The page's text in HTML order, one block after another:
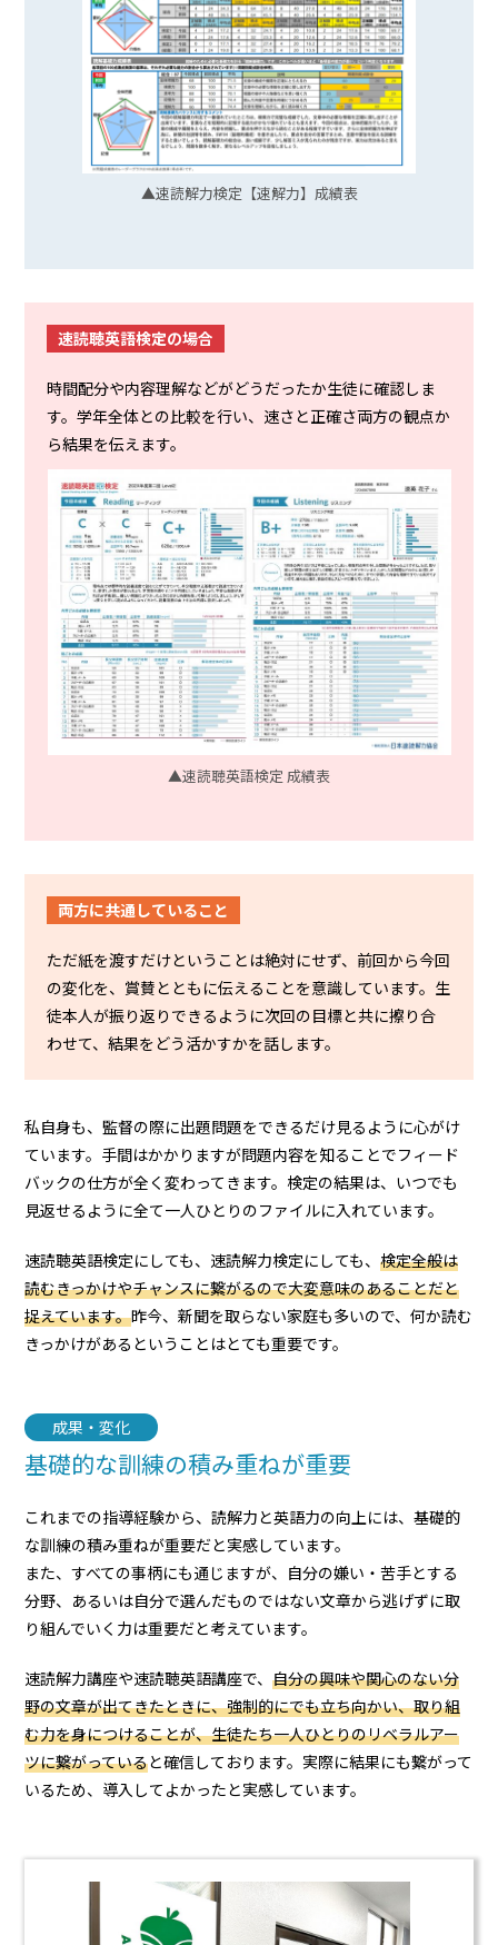
▲速読解力検定【速解力】成績表
速読聴英語検定の場合
時間配分や内容理解などがどうだったか生徒に確認しま
す。学年全体との比較を行い、速さと正確さ両方の観点か
ら結果を伝えます。
▲速読聴英語検定 成績表
両方に共通していること
ただ紙を渡すだけということは絶対にせず、前回から今回
の変化を、賞賛とともに伝えることを意識しています。生
徒本人が振り返りできるように次回の目標と共に擦り合
わせて、結果をどう活かすかを話します。
私自身も、監督の際に出題問題をできるだけ見るように心がけ
ています。手間はかかりますが問題内容を知ることでフィード
バックの仕方が全く変わってきます。検定の結果は、いつでも
見返せるように全て一人ひとりのファイルに入れています。
速読聴英語検定にしても、速読解力検定にしても、検定全般は
読むきっかけやチャンスに繋がるので大変意味のあることだと
捉えています。昨今、新聞を取らない家庭も多いので、何か読む
きっかけがあるということはとても重要です。
成果・変化
基礎的な訓練の積み重ねが重要
これまでの指導経験から、読解力と英語力の向上には、基礎的
な訓練の積み重ねが重要だと実感しています。
また、すべての事柄にも通じますが、自分の嫌い・苦手とする
分野、あるいは自分で選んだものではない文章から逃げずに取
り組んでいく力は重要だと考えています。
速読解力講座や速読聴英語講座で、自分の興味や関心のない分
野の文章が出てきたときに、強制的にでも立ち向かい、取り組
む力を身につけることが、生徒たち一人ひとりのリベラルアー
ツに繋がっていると確信しております。実際に結果にも繋がって
いるため、導入してよかったと実感しています。